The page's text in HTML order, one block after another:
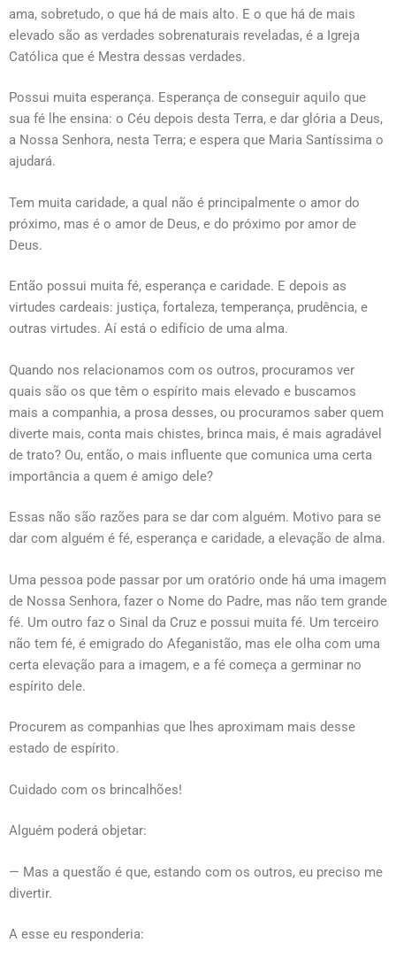
ama, sobretudo, o que há de mais alto. E o que há de mais
elevado são as verdades sobrenaturais reveladas, é a Igreja
Católica que é Mestra dessas verdades.
Possui muita esperança. Esperança de conseguir aquilo que
sua fé lhe ensina: o Céu depois desta Terra, e dar glória a Deus,
a Nossa Senhora, nesta Terra; e espera que Maria Santíssima o
ajudará.
Tem muita caridade, a qual não é principalmente o amor do
próximo, mas é o amor de Deus, e do próximo por amor de
Deus.
Então possui muita fé, esperança e caridade. E depois as
virtudes cardeais: justiça, fortaleza, temperança, prudência, e
outras virtudes. Aí está o edifício de uma alma.
Quando nos relacionamos com os outros, procuramos ver
quais são os que têm o espírito mais elevado e buscamos
mais a companhia, a prosa desses, ou procuramos saber quem
diverte mais, conta mais chistes, brinca mais, é mais agradável
de trato? Ou, então, o mais influente que comunica uma certa
importância a quem é amigo dele?
Essas não são razões para se dar com alguém. Motivo para se
dar com alguém é fé, esperança e caridade, a elevação de alma.
Uma pessoa pode passar por um oratório onde há uma imagem
de Nossa Senhora, fazer o Nome do Padre, mas não tem grande
fé. Um outro faz o Sinal da Cruz e possui muita fé. Um terceiro
não tem fé, é emigrado do Afeganistão, mas ele olha com uma
certa elevação para a imagem, e a fé começa a germinar no
espírito dele.
Procurem as companhias que lhes aproximam mais desse
estado de espírito.
Cuidado com os brincalhões!
Alguém poderá objetar:
­— Mas a questão é que, estando com os outros, eu preciso me
divertir.
A esse eu responderia: